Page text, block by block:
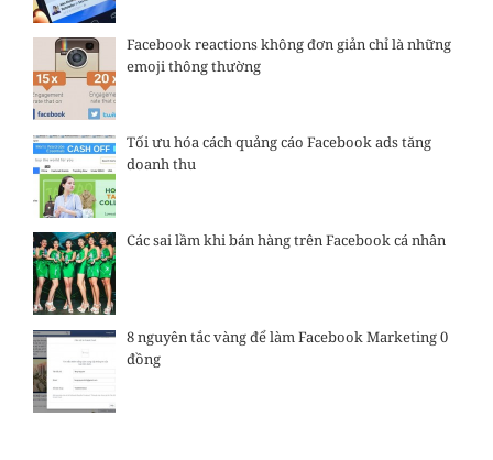
Facebook reactions không đơn giản chỉ là những
emoji thông thường
Tối ưu hóa cách quảng cáo Facebook ads tăng
doanh thu
Các sai lầm khi bán hàng trên Facebook cá nhân
8 nguyên tắc vàng để làm Facebook Marketing 0
đồng